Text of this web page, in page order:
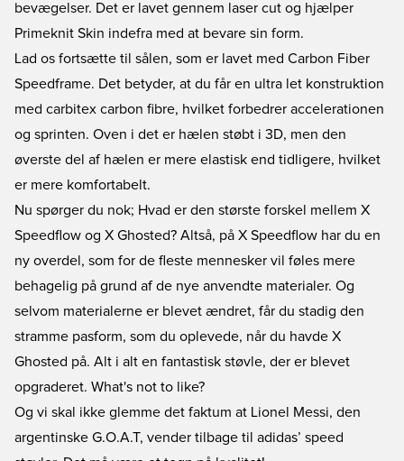
bevægelser. Det er lavet gennem laser cut og hjælper
Primeknit Skin indefra med at bevare sin form.
Lad os fortsætte til sålen, som er lavet med Carbon Fiber
Speedframe. Det betyder, at du får en ultra let konstruktion
med carbitex carbon fibre, hvilket forbedrer accelerationen
og sprinten. Oven i det er hælen støbt i 3D, men den
øverste del af hælen er mere elastisk end tidligere, hvilket
er mere komfortabelt.
Nu spørger du nok; Hvad er den største forskel mellem X
Speedflow og X Ghosted? Altså, på X Speedflow har du en
ny overdel, som for de fleste mennesker vil føles mere
behagelig på grund af de nye anvendte materialer. Og
selvom materialerne er blevet ændret, får du stadig den
stramme pasform, som du oplevede, når du havde X
Ghosted på. Alt i alt en fantastisk støvle, der er blevet
opgraderet. What's not to like?
Og vi skal ikke glemme det faktum at Lionel Messi, den
argentinske G.O.A.T, vender tilbage til adidas’ speed